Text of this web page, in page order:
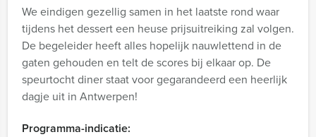
We eindigen gezellig samen in het laatste rond waar
tijdens het dessert een heuse prijsuitreiking zal volgen.
De begeleider heeft alles hopelijk nauwlettend in de
gaten gehouden en telt de scores bij elkaar op. De
speurtocht diner staat voor gegarandeerd een heerlijk
dagje uit in Antwerpen!
Programma-indicatie: